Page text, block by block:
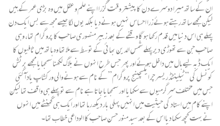
ان کے ساتھ میرا دوسرے دن کا پیشتر وقت گزرا اپنے علم و عقل میں وہ بڑی عمر کے ہیں
لیکن مجھے ساتھ رہتے ہوئے زرا احساس نہیں ہونے دیا بلکہ یوں لگا جیسے مجھ سے بس ایک دن
پہلے ہی اس دنیا میں قدم رکھا ہو گا وقفے کے بعد زبیر منصوری صاحب کا پروگرام تھا، وہی
صاحب جن سے تھوڑی دیر پہلے شمس الدین بھائی کے توسط سے ملا تھا وہ ہاتھ میں ٹافیوں کا
ایک ڈبہ لیے ہال میں داخل ہوئے اور پھر جس طرح انہوں نے بلاگ لکھنا سمجھایا مجھے برٹش
کونسل کی “ٹیلینٹڈ ریسرچر ایکسچینج پروگرام” کے نام سے ہونے والی ورکشاپ یاد آ گئی
جس میں مختلف سرگرمیوں سے سکھایا اور سمجھایا جاتا ہے نام سے تو پہلے ہی واقف تھا لیکن
اپنے کام میں استاد کی حیثیت میں انہیں پہلی بار دیکھ رہا تھا اور ایک ہی گھنٹے میں انہوں
نے بہت کچھ سکھا دیااس کے بعد سید منور حسن صاحب کا الوداعی خطاب تھا۔